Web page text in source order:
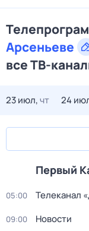
Арсеньеве
все ТВ-
23 июл,чт 24
Первый
05:00 Телеканал
09:00 Новости